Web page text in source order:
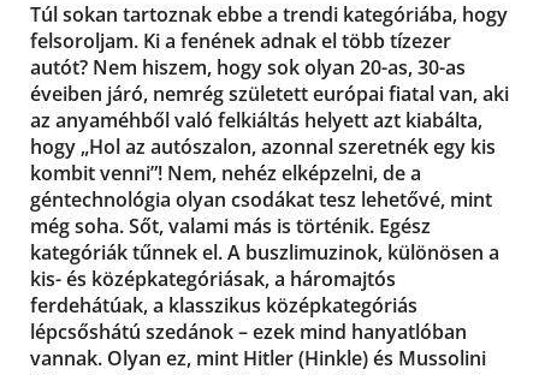
Túl sokan tartoznak ebbe a trendi kategóriába, hogy
felsoroljam. Ki a fenének adnak el több tízezer
autót? Nem hiszem, hogy sok olyan 20-as, 30-as
éveiben járó, nemrég született európai fiatal van, aki
az anyaméhből való felkiáltás helyett azt kiabálta,
hogy „Hol az autószalon, azonnal szeretnék egy kis
kombit venni”! Nem, nehéz elképzelni, de a
géntechnológia olyan csodákat tesz lehetővé, mint
még soha. Sőt, valami más is történik. Egész
kategóriák tűnnek el. A buszlimuzinok, különösen a
kis- és középkategóriásak, a háromajtós
ferdehátúak, a klasszikus középkategóriás
lépcsőshátú szedánok – ezek mind hanyatlóban
vannak. Olyan ez, mint Hitler (Hinkle) és Mussolini